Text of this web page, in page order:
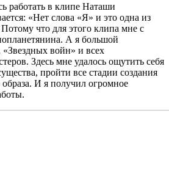
работать в клипе Наташи
«Нет слова «Я» и это одна из
что для этого клипа мне с
А я большой
войн» и всех
Здесь мне удалось ощутить себя
пройти все стадии создания
образа. И я получил огромное